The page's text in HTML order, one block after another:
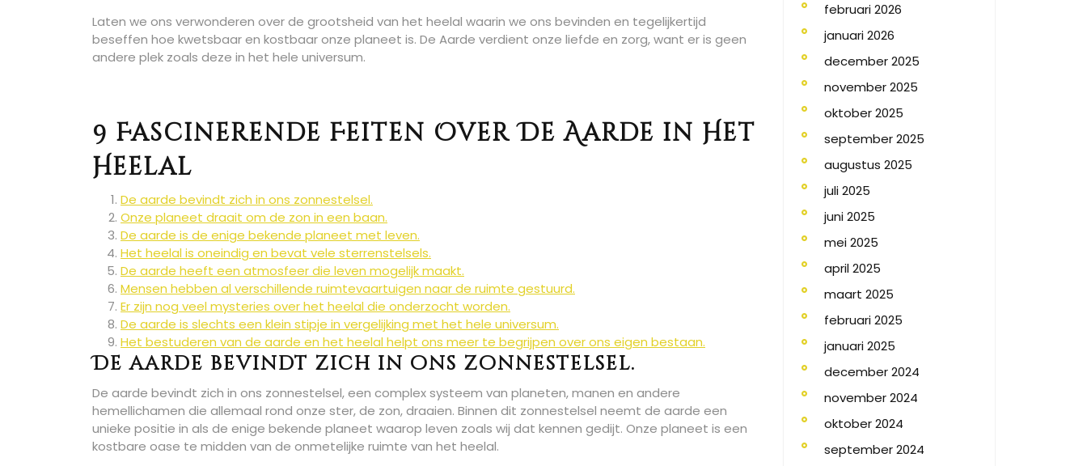
Laten we ons verwonderen over de grootsheid van het heelal waarin we ons bevinden en tegelijkertijd
beseffen hoe kwetsbaar en kostbaar onze planeet is. De Aarde verdient onze liefde en zorg, want er is geen
andere plek zoals deze in het hele universum.
9 Fascinerende Feiten Over De Aarde in Het
Heelal
De aarde bevindt zich in ons zonnestelsel.
Onze planeet draait om de zon in een baan.
De aarde is de enige bekende planeet met leven.
Het heelal is oneindig en bevat vele sterrenstelsels.
De aarde heeft een atmosfeer die leven mogelijk maakt.
Mensen hebben al verschillende ruimtevaartuigen naar de ruimte gestuurd.
Er zijn nog veel mysteries over het heelal die onderzocht worden.
De aarde is slechts een klein stipje in vergelijking met het hele universum.
Het bestuderen van de aarde en het heelal helpt ons meer te begrijpen over ons eigen bestaan.
De aarde bevindt zich in ons zonnestelsel.
De aarde bevindt zich in ons zonnestelsel, een complex systeem van planeten, manen en andere
hemellichamen die allemaal rond onze ster, de zon, draaien. Binnen dit zonnestelsel neemt de aarde een
unieke positie in als de enige bekende planeet waarop leven zoals wij dat kennen gedijt. Onze planeet is een
kostbare oase te midden van de onmetelijke ruimte van het heelal.
februari 2026
januari 2026
december 2025
november 2025
oktober 2025
september 2025
augustus 2025
juli 2025
juni 2025
mei 2025
april 2025
maart 2025
februari 2025
januari 2025
december 2024
november 2024
oktober 2024
september 2024